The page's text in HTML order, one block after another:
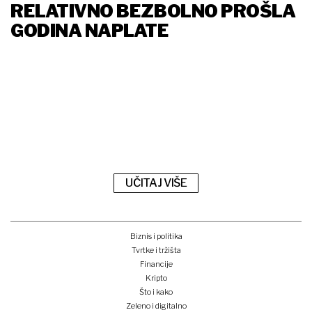
RELATIVNO BEZBOLNO PROŠLA
GODINA NAPLATE
UČITAJ VIŠE
Biznis i politika
Tvrtke i tržišta
Financije
Kripto
Što i kako
Zeleno i digitalno